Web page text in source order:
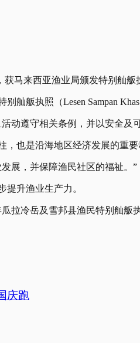
马来西亚渔业局颁发特别舢舨
舢舨执照（Lesen Sampan
动遵守相关条例，并以安全及
也是沿海地区经济发展的重要
展，并保障渔民社区的福祉。”
提升渔业生产力。
拉冷岳及雪邦县渔民特别舢
庆跑